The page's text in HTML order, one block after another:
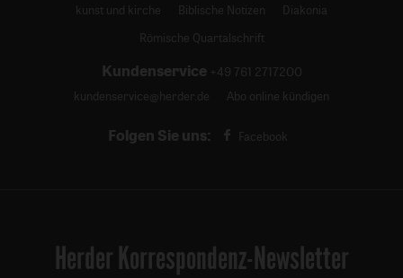
kunst und kirche
Biblische Notizen
Diakonia
Römische Quartalschrift
Kundenservice +49 761 2717200
kundenservice@herder.de
Abo online kündigen
Folgen Sie uns: Facebook
Herder Korrespondenz-Newsletter